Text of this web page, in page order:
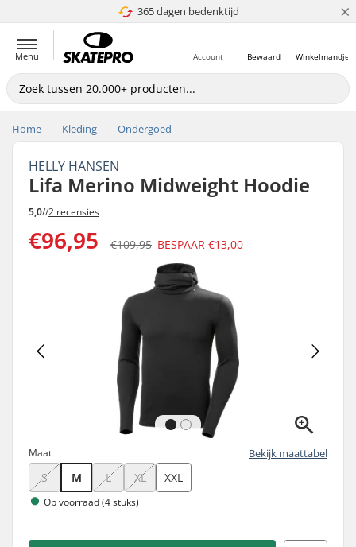
365 dagen bedenktijd
4.8 van 5 ×
Menu Winkelmandje
Bewaard
Account
Home Kleding Ondergoed
HELLY HANSEN
Lifa Merino Midweight Hoodie
5,0//2 recensies
€96,95 €109,95 BESPAAR €13,00
Maat Bekijk maattabel
S M L XL XXL
Op voorraad (4 stuks)